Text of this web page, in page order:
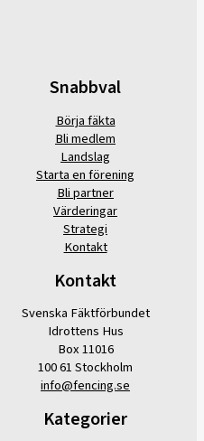
Snabbval
Börja fäkta
Bli medlem
Landslag
Starta en förening
Bli partner
Värderingar
Strategi
Kontakt
Kontakt
Svenska Fäktförbundet
Idrottens Hus
Box 11016
100 61 Stockholm
info@fencing.se
Kategorier